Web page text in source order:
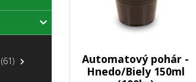
Automatový pohár -
Hnedo/Biely 150ml
(61)